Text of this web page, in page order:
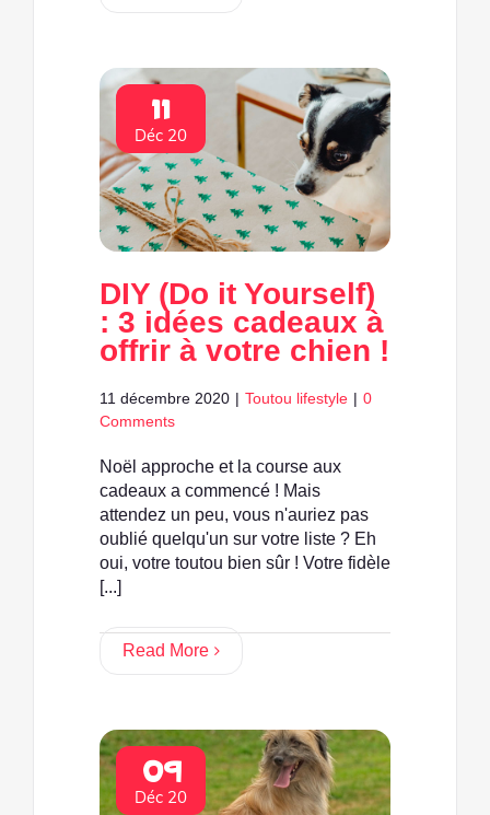
11
Déc 20
DIY (Do it Yourself)
: 3 idées cadeaux à
offrir à votre chien !
11 décembre 2020 | Toutou lifestyle | 0
Comments
Noël approche et la course aux
cadeaux a commencé ! Mais
attendez un peu, vous n'auriez pas
oublié quelqu'un sur votre liste ? Eh
oui, votre toutou bien sûr ! Votre fidèle
[...]
Read More
09
Déc 20